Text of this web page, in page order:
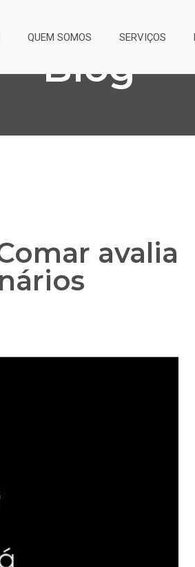
QUEM SOMOS SERVIÇOS
Blog
avalia